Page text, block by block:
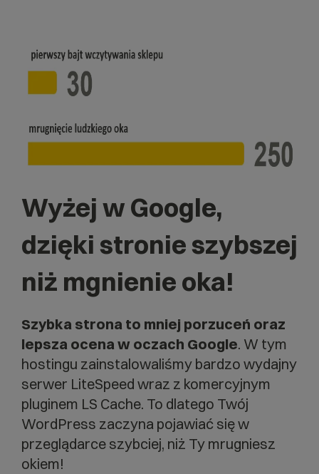
Wyżej w Google,
dzięki stronie szybszej
niż mgnienie oka!
Szybka strona to mniej porzuceń oraz
lepsza ocena w oczach Google. W tym
hostingu zainstalowaliśmy bardzo wydajny
serwer LiteSpeed wraz z komercyjnym
pluginem LS Cache. To dlatego Twój
WordPress zaczyna pojawiać się w
przeglądarce szybciej, niż Ty mrugniesz
okiem!